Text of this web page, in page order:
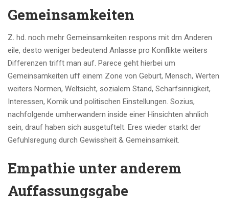
Gemeinsamkeiten
Z. hd. noch mehr Gemeinsamkeiten respons mit dm Anderen
eile, desto weniger bedeutend Anlasse pro Konflikte weiters
Differenzen trifft man auf. Parece geht hierbei um
Gemeinsamkeiten uff einem Zone von Geburt, Mensch, Werten
weiters Normen, Weltsicht, sozialem Stand, Scharfsinnigkeit,
Interessen, Komik und politischen Einstellungen. Sozius,
nachfolgende umherwandern inside einer Hinsichten ahnlich
sein, drauf haben sich ausgetuftelt. Eres wieder starkt der
Gefuhlsregung durch Gewissheit & Gemeinsamkeit.
Empathie unter anderem
Auffassungsgabe